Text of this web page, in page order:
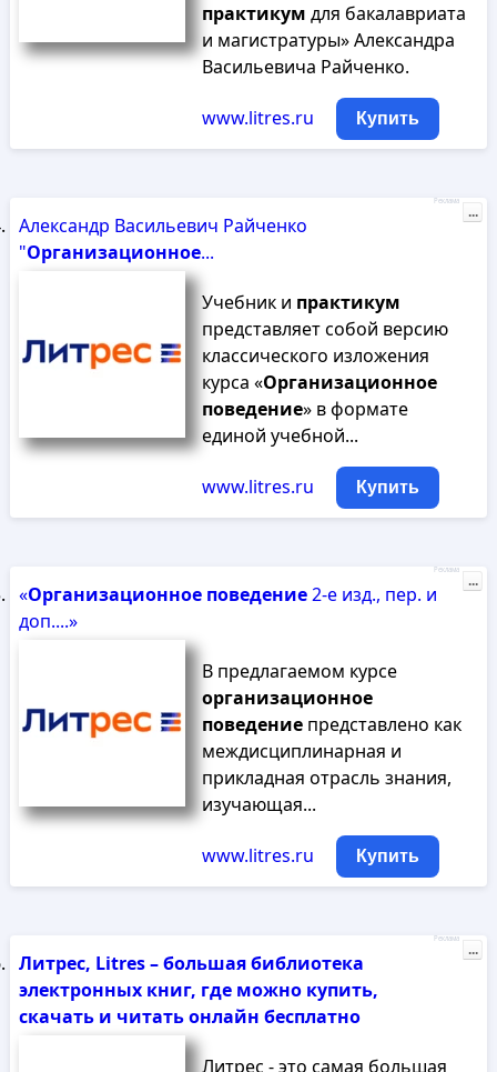
практикум для бакалавриата
и магистратуры» Александра
Васильевича Райченко.
www.litres.ru Купить
Александр Васильевич Райченко
"Организационное...
Учебник и практикум
представляет собой версию
классического изложения
курса «Организационное
поведение» в формате
единой учебной...
www.litres.ru Купить
Реклама
...
«Организационное поведение2-е изд., пер. и
доп....»
В предлагаемом курсе
организационное
поведениепредставлено как
междисциплинарная и
прикладная отрасль знания,
изучающая...
www.litres.ru Купить
Реклама
...
Литрес, Litres – большая библиотека
электронных книг, где можно купить,
скачать и читать онлайн бесплатно
Литрес - это самая большая
Реклама
...